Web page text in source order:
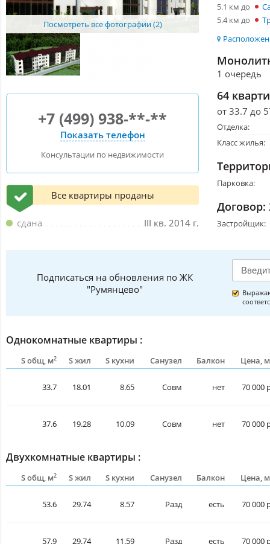
Посмотреть все фотографии (2)
+7 (499) 938-**-**
Показать телефон
Консультации по недвижимости
Все квартиры проданы
III кв. 2014 г.
сдана
5.1 км до
5.4 км до
1 очередь
64
от 33.7 до
Отделка:
Класс жилья:
Парковка:
Договор:
Застройщик:
Подписаться на обновления по ЖК
"Румянцево"
Однокомнатные квартиры :
S общ, м2 S жил S кухни Санузел Балкон Цена, м
33.7 18.01 8.65 Совм нет 70 000
37.6 19.28 10.09 Совм нет 70 000
Двухкомнатные квартиры :
S общ, м2 S жил S кухни Санузел Балкон Цена, м
53.6 29.74 8.57 Разд есть 70 000
57.9 29.74 11.59 Разд есть 70 000